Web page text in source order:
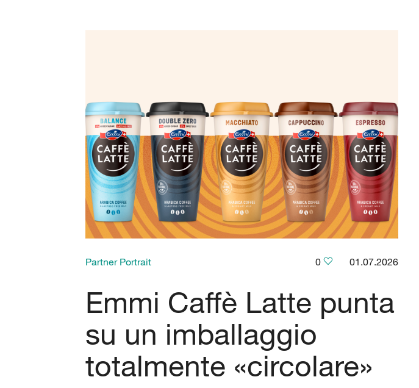
Partner Portrait 0 01.07.2026
Emmi Caffè Latte punta
su un imballaggio
totalmente «circolare»